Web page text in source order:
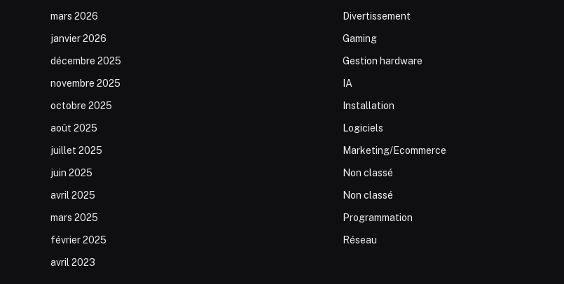
mars 2026
janvier 2026
décembre 2025
novembre 2025
octobre 2025
août 2025
juillet 2025
juin 2025
avril 2025
mars 2025
février 2025
avril 2023
Divertissement
Gaming
Gestion hardware
IA
Installation
Logiciels
Marketing/Ecommerce
Non classé
Non classé
Programmation
Réseau